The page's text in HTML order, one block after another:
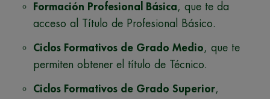
Formación Profesional Básica, que te da
acceso al Título de Profesional Básico.
Ciclos Formativos de Grado Medio, que te
permiten obtener el título de Técnico.
Ciclos Formativos de Grado Superior,